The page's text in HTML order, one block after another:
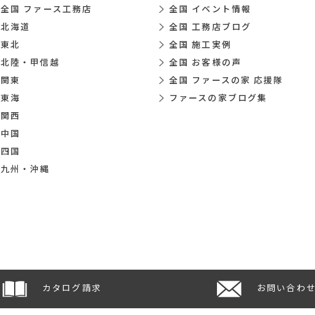
全国 ファース工務店
北海道
東北
北陸・甲信越
関東
東海
関西
中国
四国
九州・沖縄
全国 イベント情報
全国 工務店ブログ
全国 施工実例
全国 お客様の声
全国 ファースの家 応援隊
ファースの家ブログ集
カタログ請求 お問い合わせ